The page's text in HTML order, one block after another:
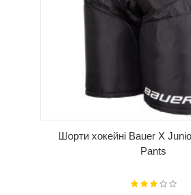
Шорти хокейні Bauer X
Pants